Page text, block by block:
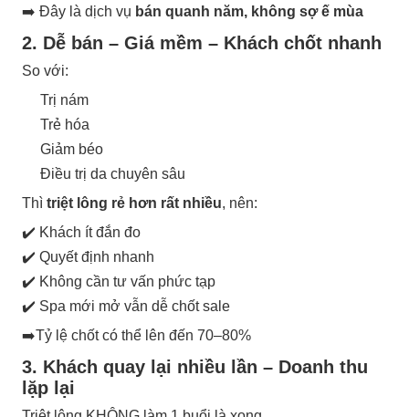
➡️ Đây là dịch vụ bán quanh năm, không sợ ế mùa
2. Dễ bán – Giá mềm – Khách chốt nhanh
So với:
Trị nám
Trẻ hóa
Giảm béo
Điều trị da chuyên sâu
Thì triệt lông rẻ hơn rất nhiều, nên:
✔️ Khách ít đắn đo
✔️ Quyết định nhanh
✔️ Không cần tư vấn phức tạp
✔️ Spa mới mở vẫn dễ chốt sale
➡️Tỷ lệ chốt có thể lên đến 70–80%
3. Khách quay lại nhiều lần – Doanh thu
lặp lại